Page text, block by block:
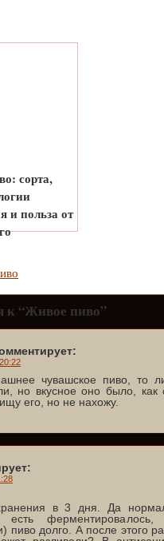
сорта,
и польза от
к “Живое пиво”
чувашское пиво, то
но вкусное оно было, как
его, но не нахожу.
в 3 дня. Да
ферментировалось,
пиво долго. А после этого